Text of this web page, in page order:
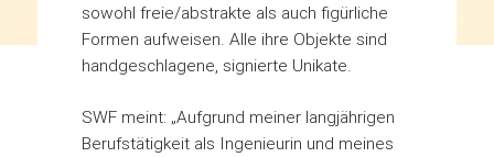
sowohl freie/abstrakte als auch figürliche
Formen aufweisen. Alle ihre Objekte sind
handgeschlagene, signierte Unikate.
SWF meint: „Aufgrund meiner langjährigen
Berufstätigkeit als Ingenieurin und meines